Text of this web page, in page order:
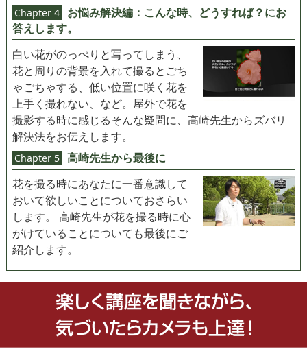
Chapter 4
お悩み解決編：こんな時、どうすれば？にお
答えします。
白い花がのっぺりと写ってしまう、
花と周りの背景を入れて撮るとごち
ゃごちゃする、低い位置に咲く花を
上手く撮れない、など。屋外で花を
撮影する時に感じるそんな疑問に、高崎先生からズバリ
解決法をお伝えします。
Chapter 5 高崎先生から最後に
花を撮る時にあなたに一番意識して
おいて欲しいことについておさらい
します。 高崎先生が花を撮る時に心
がけていることについても最後にご
紹介します。